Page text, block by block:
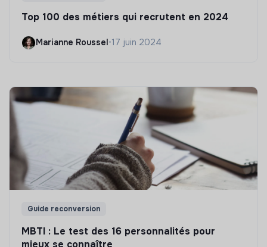
Top 100 des métiers qui recrutent en 2024
Marianne Roussel•17 juin 2024
Guide reconversion
MBTI : Le test des 16 personnalités pour